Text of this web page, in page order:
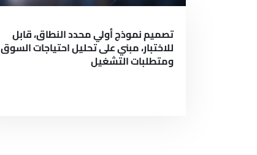
تصميم نموذج أولي محدد النطاق، قابل
للاختبار، مبني على تحليل احتياجات السوق
ومتطلبات التشغيل